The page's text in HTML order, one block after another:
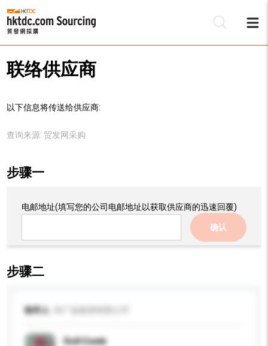
联络供应商
以下信息将传送给供应商:
查询来源: 贸发网采购
步骤一
电邮地址(填写您的公司电邮地址以获取供应商的迅速回覆)
确认
步骤二
收件人
Doll Comb